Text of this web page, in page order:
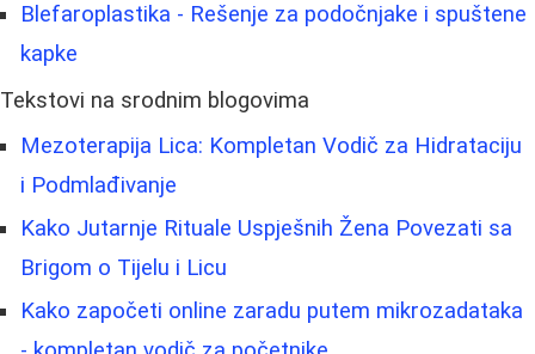
Blefaroplastika - Rešenje za podočnjake i spuštene
kapke
Tekstovi na srodnim blogovima
Mezoterapija Lica: Kompletan Vodič za Hidrataciju
i Podmlađivanje
Kako Jutarnje Rituale Uspješnih Žena Povezati sa
Brigom o Tijelu i Licu
Kako započeti online zaradu putem mikrozadataka